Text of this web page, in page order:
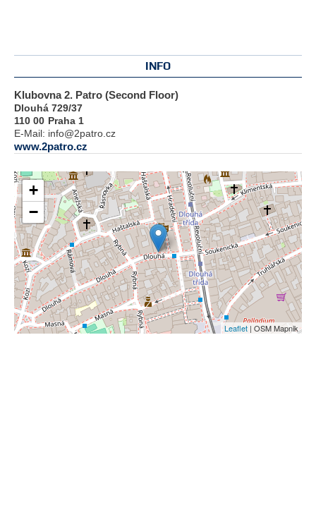
INFO
Klubovna 2. Patro (Second Floor)
Dlouhá 729/37
110 00 Praha 1
E-Mail: info@2patro.cz
www.2patro.cz
+
−
Leaflet | OSM Mapnik